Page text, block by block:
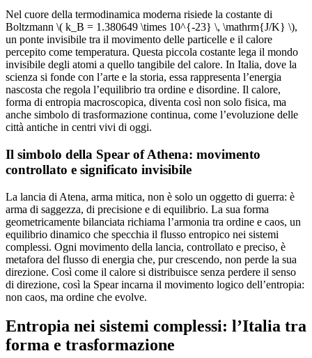
Nel cuore della termodinamica moderna risiede la costante di
Boltzmann \( k_B = 1.380649 \times 10^{-23} \, \mathrm{J/K} \),
un ponte invisibile tra il movimento delle particelle e il calore
percepito come temperatura. Questa piccola costante lega il mondo
invisibile degli atomi a quello tangibile del calore. In Italia, dove la
scienza si fonde con l’arte e la storia, essa rappresenta l’energia
nascosta che regola l’equilibrio tra ordine e disordine. Il calore,
forma di entropia macroscopica, diventa così non solo fisica, ma
anche simbolo di trasformazione continua, come l’evoluzione delle
città antiche in centri vivi di oggi.
Il simbolo della Spear of Athena: movimento
controllato e significato invisibile
La lancia di Atena, arma mitica, non è solo un oggetto di guerra: è
arma di saggezza, di precisione e di equilibrio. La sua forma
geometricamente bilanciata richiama l’armonia tra ordine e caos, un
equilibrio dinamico che specchia il flusso entropico nei sistemi
complessi. Ogni movimento della lancia, controllato e preciso, è
metafora del flusso di energia che, pur crescendo, non perde la sua
direzione. Così come il calore si distribuisce senza perdere il senso
di direzione, così la Spear incarna il movimento logico dell’entropia:
non caos, ma ordine che evolve.
Entropia nei sistemi complessi: l’Italia tra
forma e trasformazione